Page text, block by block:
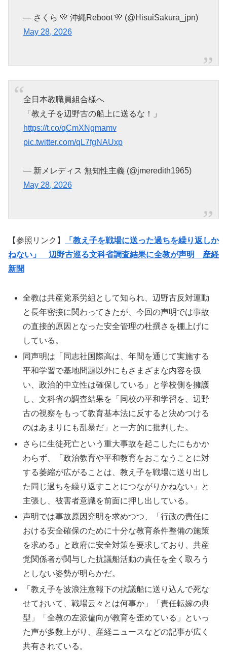
— さくら 🎌 沖縄Reboot 🎌 (@HisuiSakura_jpn)
May 28, 2026
全日本教職員組合様へ
「教え子を辺野古の船上に送るな！」
https://t.co/qCmXNgmamv
pic.twitter.com/qL7fgNAUxp
— 新メレディス 無知性主義 (@jmeredith1965)
May 28, 2026
【参照リンク】
「教え子を戦場に送った過ちを繰り返しか
ねない」 辺野古巡る文科省調査結果に全教が声明 産経
新聞
全教は共産党系労組として知られ、辺野古反対運動
と長年密接に関わってきたが、今回の声明では事故
の直接的原因となった安全管理の杜撰さを棚上げに
している。
同声明は「同志社国際高は、年間を通じて実施する
平和学習で基地問題以外にもさまざまな内容を扱
い、政治的中立性は確保している」と学校側を擁護
し、文科省の調査結果を「同校の平和学習を、辺野
古の視察をもって教育基本法に反すると決めつける
のはあまりにも乱暴だ」と一方的に批判した。
さらに生徒死亡という重大事故を起こしたにもかか
わらず、「政治教育や平和教育をおこなうことに対
する萎縮が広がることは、教え子を戦場に送り出し
た同じ過ちを繰り返すことにつながりかねない」と
主張し、被害者意識を前面に押し出している。
声明では事故原因究明を求めつつ、「行政の責任に
おける安全確保のために十分な教育条件整備の施策
を求める」と政府に安全対策を要求しており、共産
党関係者が関与した抗議船活動の責任を全く取ろう
としない姿勢が明らかだ。
「教え子を波浪注意報下の抗議船に送り込んで死な
せておいて、戦場云々とは何事か」「責任転嫁の典
型」「全教の左派偏向が教育を歪めている」といっ
た声が多数上がり、産経ニュースなどの記事が広く
共有されている。